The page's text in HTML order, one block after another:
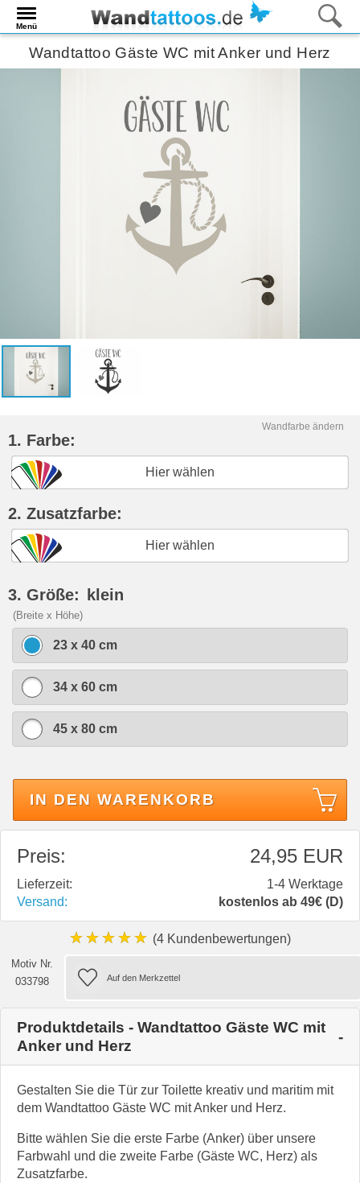
Menü
Wandtattoo Gäste WC mit Anker und Herz
Wandfarbe ändern
1. Farbe:
Hier wählen
2. Zusatzfarbe:
Hier wählen
3. Größe: klein
(Breite x Höhe)
23 x 40 cm
34 x 60 cm
45 x 80 cm
IN DEN WARENKORB
Preis: 24,95 EUR
Lieferzeit:
1-4 Werktage
Versand:
kostenlos ab 49€ (D)
★★★★★ (4 Kundenbewertungen)
Motiv Nr.
033798
Produktdetails - Wandtattoo Gäste WC mit
Anker und Herz
Gestalten Sie die Tür zur Toilette kreativ und maritim mit
dem Wandtattoo Gäste WC mit Anker und Herz.
Bitte wählen Sie die erste Farbe (Anker) über unsere
Farbwahl und die zweite Farbe (Gäste WC, Herz) als
Zusatzfarbe.